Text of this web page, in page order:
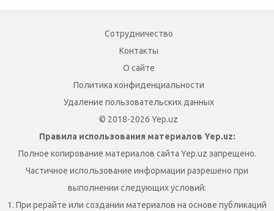
Сотрудничество
Контакты
О сайте
Политика конфиденциальности
Удаление пользовательских данных
© 2018-2026 Yep.uz
Правила использования материалов Yep.uz:
Полное копирование материалов сайта Yep.uz запрещено.
Частичное использование информации разрешено при
выполнении следующих условий:
1. При рерайте или создании материалов на основе публикаций